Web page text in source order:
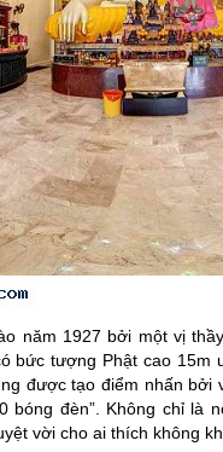
năm 1927 bởi một vị
bức tượng Phật cao
được tạo điểm nhấn
bóng đèn”. Không chỉ
vời cho ai thích không